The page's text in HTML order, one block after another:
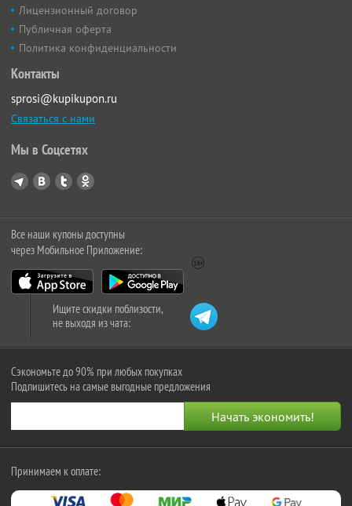
Лицензионный договор
Публичная оферта
Политика конфиденциальности
Контакты
sprosi@kupikupon.ru
Связаться с нами
Мы в Соцсетях
Все наши купоны доступны
через Мобильное Приложение:
Ищите скидки поблизости,
не выходя из чата:
Сэкономьте до 90% при любых покупках
Подпишитесь на самые выгодные предложения
Принимаем к оплате: